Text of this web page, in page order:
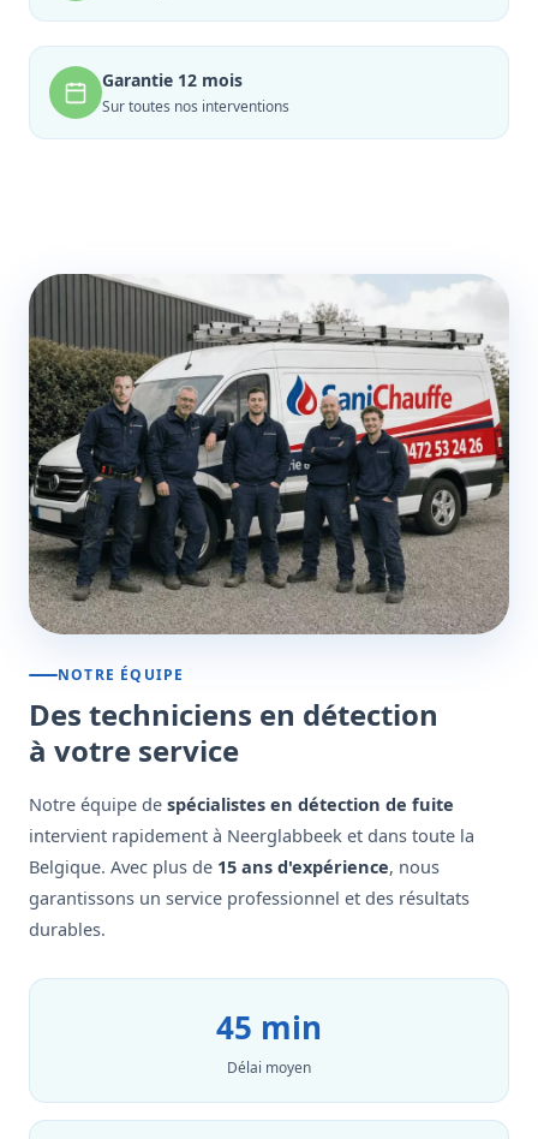
Garantie 12 mois
Sur toutes nos interventions
NOTRE ÉQUIPE
Des techniciens en détection
à votre service
Notre équipe de spécialistes en détection de fuite
intervient rapidement à Neerglabbeek et dans toute la
Belgique. Avec plus de 15 ans d'expérience, nous
garantissons un service professionnel et des résultats
durables.
45 min
Délai moyen